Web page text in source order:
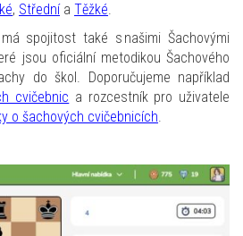
, Střednía Těžké.
spojitost také s našimi Šachovými
jsou oficiální metodikou Šachového
do škol. Doporučujeme například
cvičebnic a rozcestník pro uživatele
o šachových cvičebnicích.